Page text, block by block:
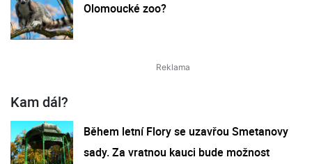
Olomoucké zoo?
Kam dál?
Během letní Flory se uzavřou Smetanovy
sady. Za vratnou kauci bude možnost